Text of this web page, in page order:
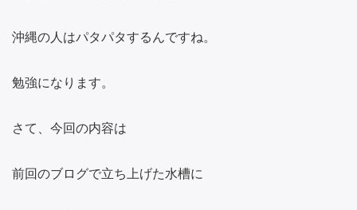
沖縄の人はパタパタするんですね。
勉強になります。
さて、今回の内容は
前回のブログで立ち上げた水槽に